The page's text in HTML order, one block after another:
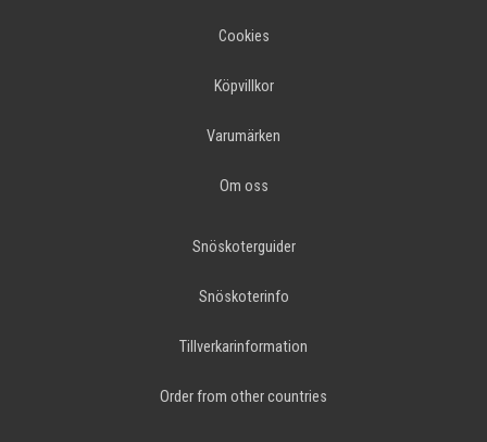
Cookies
Köpvillkor
Varumärken
Om oss
Snöskoterguider
Snöskoterinfo
Tillverkarinformation
Order from other countries